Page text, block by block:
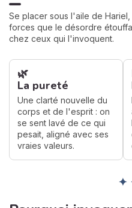
Se placer sous l'aile de
forces que le désordre
chez ceux qui l'invoquent.
🌿
La pureté
Une clarté nouvelle du
corps et de l'esprit : on
se sent lavé de ce qui
pesait, aligné avec ses
vraies valeurs.
✦